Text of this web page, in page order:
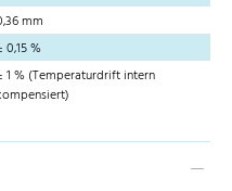
mm
0,15 %
1 % (Temperaturdrift intern